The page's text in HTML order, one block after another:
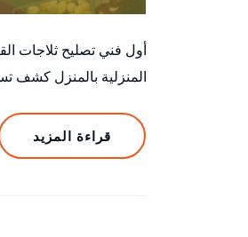
أول فني تصليح ثلاجات
المنزلية بالمنزل كشف
قراءة المزيد